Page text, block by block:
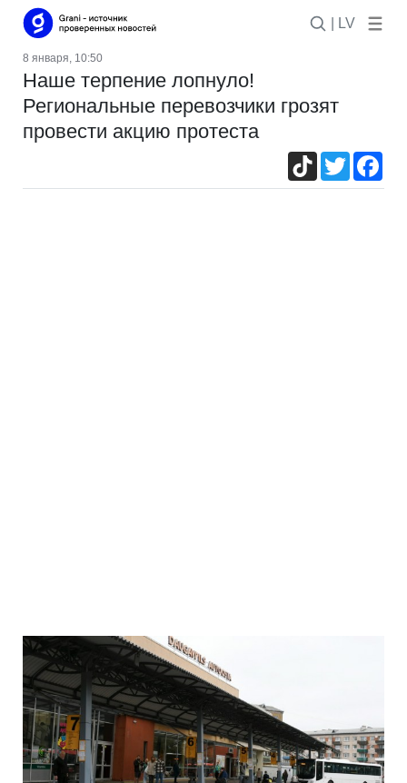
| LV
8 января, 10:50
Наше терпение лопнуло!
Региональные перевозчики грозят
провести акцию протеста
TikTokTwitter